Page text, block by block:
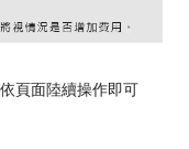
頁面陸續操作即可